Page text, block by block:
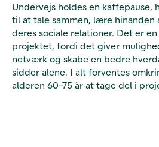
Undervejs holdes en kaffepause,
til at tale sammen, lære hinanden
deres sociale relationer. Det er
projektet, fordi det giver
netværk og skabe en bedre
sidder alene. I alt forventes
alderen 60-75 år at tage del i